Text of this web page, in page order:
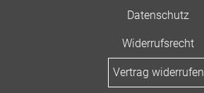
Datenschutz
Widerrufsrecht
Vertrag widerrufen